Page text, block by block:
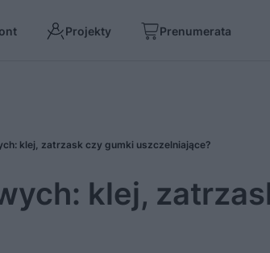
Projekty Prenumerata
klej, zatrzask czy gumki uszczelniające?
klej,